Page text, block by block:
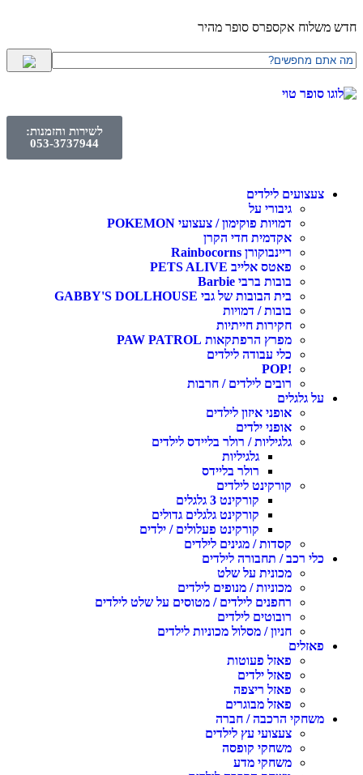
אקספרס סופר מהיר
לשירות והזמנות:
053-3737944
לילדים
גיבורי על
דמויות פוקימון / צעצועי POKEMON
אקדמית חדי הקרן
ריינבוקורן Rainbocorns
פאטס אלייב PETS ALIVE
בובות ברבי Barbie
בית הבובות של גבי GABBY'S DOLLHOUSE
בובות / דמויות
חקירות חייתיות
מפרץ הרפתקאות PAW PATROL
כלי עבודה לילדים
רובים לילדים / חרבות
גלגלים
אופני איזון לילדים
אופני ילדים
גלגיליות / רולר בליידס לילדים
גלגיליות
רולר בליידס
קורקינט לילדים
קורקינט 3 גלגלים
קורקינט גלגלים גדולים
קורקינט פעלולים / ילדים
קסדות / מגינים לילדים
רכב / תחבורה לילדים
מכונית על שלט
מכוניות / מנופים לילדים
רחפנים לילדים / מטוסים על שלט לילדים
רובוטים לילדים
חניון / מסלול מכוניות לילדים
פאזל פעוטות
פאזל ילדים
פאזל ריצפה
פאזל מבוגרים
הרכבה / חברה
צעצועי עץ לילדים
משחקי קופסה
משחקי מדע